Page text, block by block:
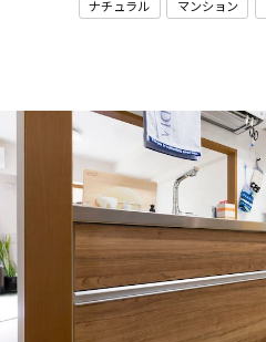
ナチュラル
マンション